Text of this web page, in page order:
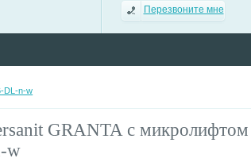
Перезвоните мне
DL-n-w
GRANTA с
w